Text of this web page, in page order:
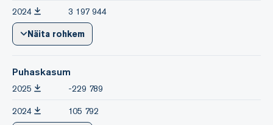
2024 3 197 944
Näita rohkem
Puhaskasum
2025 -229 789
2024 105 792